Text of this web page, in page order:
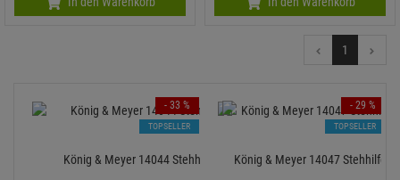
1
König & Meyer 14044 Stehhilfe - schwarz Stoff
- 33 %
TOPSELLER
König & Meyer 14047 Stehhilfe -
- 29 %
TOPSELLER